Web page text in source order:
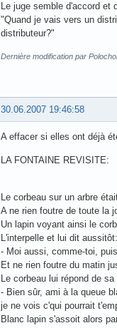
Le juge semble d'accord et
"Quand je vais vers un
distributeur?"
Dernière modification par
30.06.2007 19:46:58
A effacer si elles ont déjà
LA FONTAINE REVISITE:
Le corbeau sur un arbre
A ne rien foutre de toute la
Un lapin voyant ainsi le
L'interpelle et lui dit aussitôt:
- Moi aussi, comme-toi,
Et ne rien foutre du matin
Le corbeau lui répond de
- Bien sûr, ami à la queue
je ne vois c'qui pourrait
Blanc lapin s'assoit alors